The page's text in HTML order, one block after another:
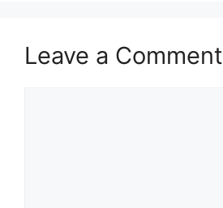
Leave a Comment